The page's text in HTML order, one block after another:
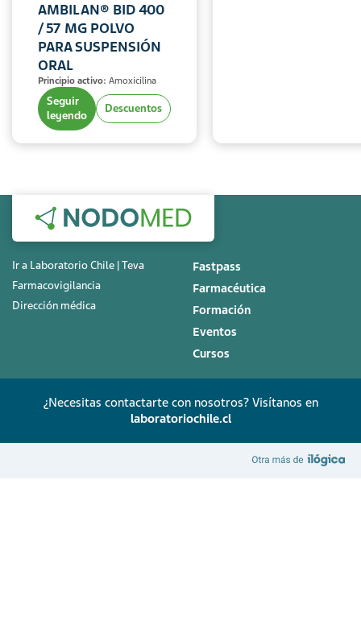
AMBILAN® BID 400
/ 57 MG POLVO
PARA SUSPENSIÓN
ORAL
Principio activo: Amoxicilina
Seguir
leyendo
Descuentos
Ir a Laboratorio Chile | Teva
Farmacovigilancia
Dirección médica
Fastpass
Farmacéutica
Formación
Eventos
Cursos
¿Necesitas contactarte con nosotros? Visítanos en
laboratoriochile.cl